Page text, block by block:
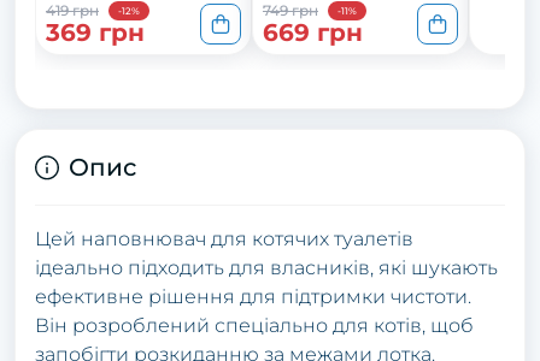
419 грн
-12%
369 грн
749 грн
-11%
669 грн
Опис
Цей наповнювач для котячих туалетів
ідеально підходить для власників, які шукають
ефективне рішення для підтримки чистоти.
Він розроблений спеціально для котів, щоб
запобігти розкиданню за межами лотка.